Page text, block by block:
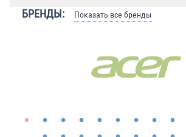
БРЕНДЫ: Показать все бренды